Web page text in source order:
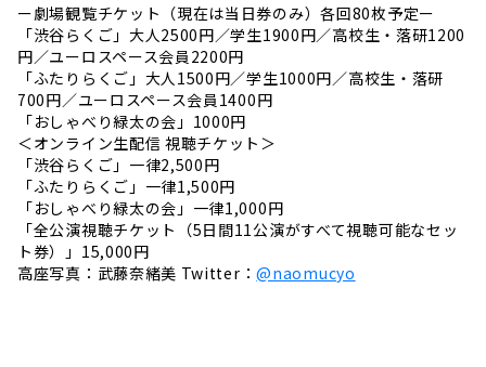
ー劇場観覧チケット（現在は当日券のみ）各回80枚予定ー
「渋谷らくご」大人2500円／学生1900円／高校生・落研1200
円／ユーロスペース会員2200円
「ふたりらくご」大人1500円／学生1000円／高校生・落研
700円／ユーロスペース会員1400円
「おしゃべり緑太の会」1000円
＜オンライン生配信 視聴チケット＞
「渋谷らくご」一律2,500円
「ふたりらくご」一律1,500円
「おしゃべり緑太の会」一律1,000円
「全公演視聴チケット（5日間11公演がすべて視聴可能なセッ
ト券）」15,000円
高座写真：武藤奈緒美 Twitter：@naomucyo